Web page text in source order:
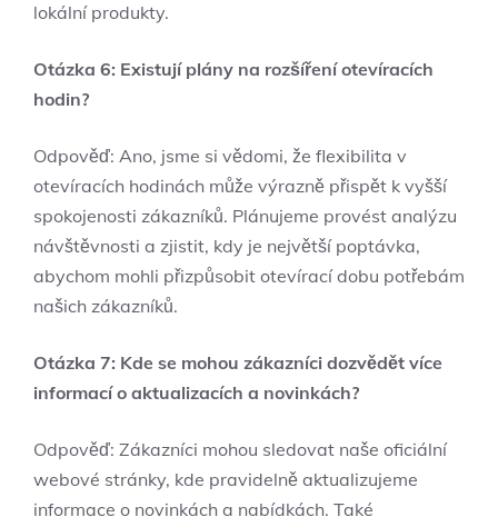
lokální produkty.
Otázka 6: Existují plány na rozšíření otevíracích
hodin?
Odpověď: Ano, jsme si vědomi, že flexibilita v
otevíracích hodinách může výrazně přispět k vyšší
spokojenosti zákazníků. Plánujeme provést analýzu
návštěvnosti a zjistit, kdy je největší poptávka,
abychom mohli přizpůsobit otevírací dobu potřebám
našich zákazníků.
Otázka 7: Kde se mohou zákazníci dozvědět více
informací o aktualizacích a novinkách?
Odpověď: Zákazníci mohou sledovat naše oficiální
webové stránky, kde pravidelně aktualizujeme
informace o novinkách a nabídkách. Také